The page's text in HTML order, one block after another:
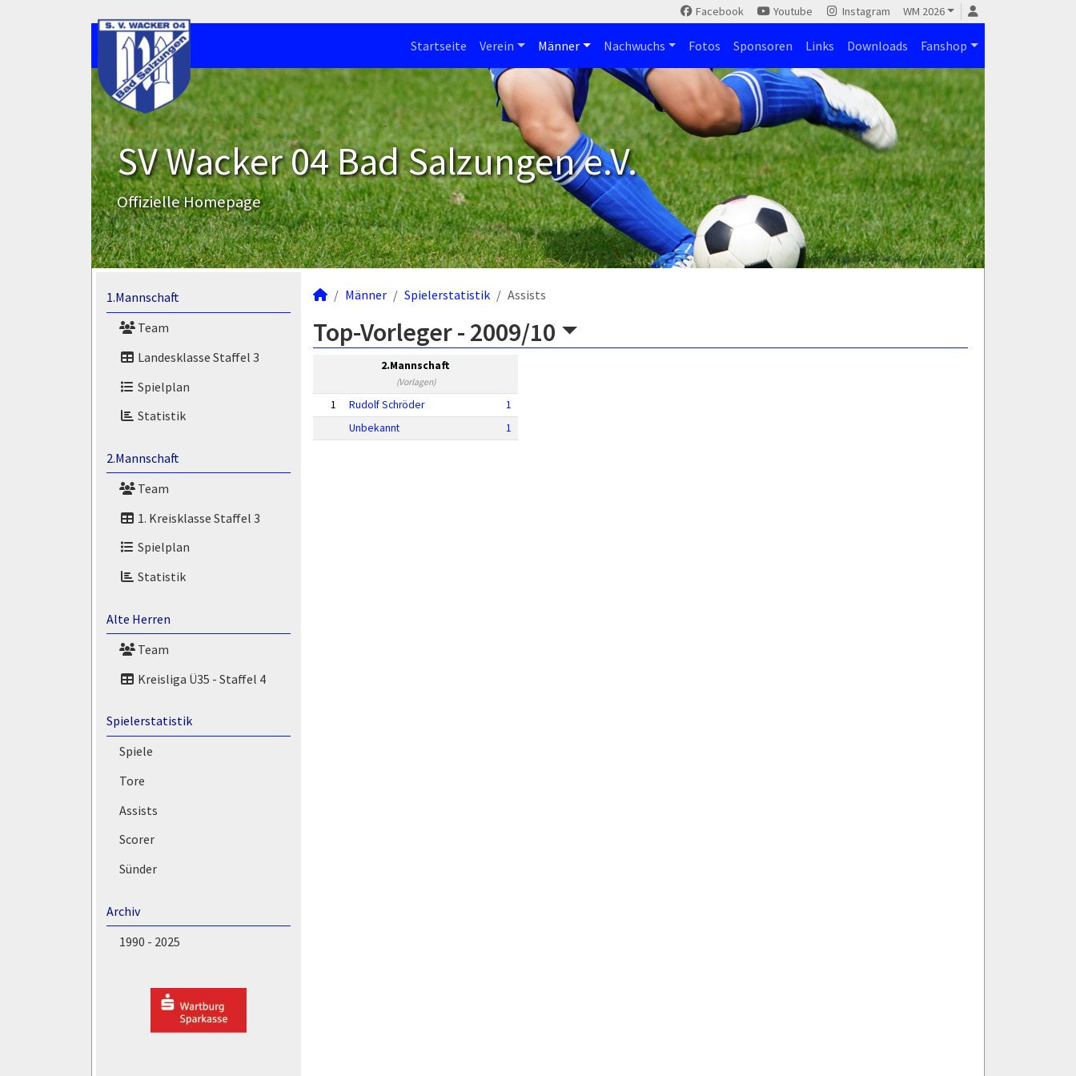
Facebook Youtube Instagram WM 2026
Startseite Verein Männer Nachwuchs Fotos Sponsoren Links Downloads Fanshop
SV Wacker 04 Bad Salzungen e.V.
Offizielle Homepage
1.Mannschaft
Team
Landesklasse Staffel 3
Spielplan
Statistik
2.Mannschaft
Team
1. Kreisklasse Staffel 3
Spielplan
Statistik
Alte Herren
Team
Kreisliga Ü35 - Staffel 4
Spielerstatistik
Spiele
Tore
Assists
Scorer
Sünder
Archiv
1990 - 2025
Männer Spielerstatistik Assists
Top-Vorleger - 2009/10
2.Mannschaft
(Vorlagen)
1 Rudolf Schröder
1
Unbekannt
1